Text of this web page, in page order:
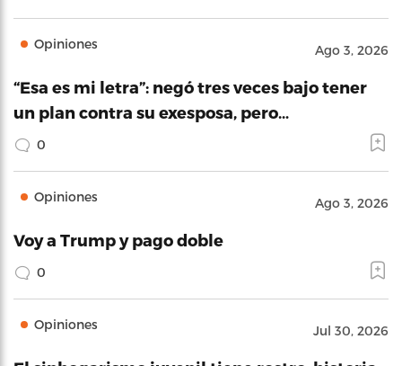
Opiniones Ago 3, 2026
“Esa es mi letra”: negó tres veces bajo tener
un plan contra su exesposa, pero…
0
Opiniones Ago 3, 2026
Voy a Trump y pago doble
0
Opiniones Jul 30, 2026